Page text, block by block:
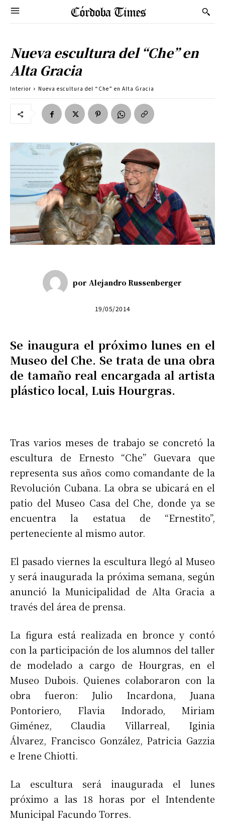
Nueva escultura del “Che” en
Alta Gracia
Interior Nueva escultura del “Che” en Alta Gracia
por Alejandro Russenberger
19/05/2014
Se inaugura el próximo lunes en el
Museo del Che. Se trata de una obra
de tamaño real encargada al artista
plástico local, Luis Hourgras.
Tras varios meses de trabajo se concretó la
escultura de Ernesto “Che” Guevara que
representa sus años como comandante de la
Revolución Cubana. La obra se ubicará en el
patio del Museo Casa del Che, donde ya se
encuentra la estatua de “Ernestito”,
perteneciente al mismo autor.
El pasado viernes la escultura llegó al Museo
y será inaugurada la próxima semana, según
anunció la Municipalidad de Alta Gracia a
través del área de prensa.
La figura está realizada en bronce y contó
con la participación de los alumnos del taller
de modelado a cargo de Hourgras, en el
Museo Dubois. Quienes colaboraron con la
obra fueron: Julio Incardona, Juana
Pontoriero, Flavia Indorado, Miriam
Giménez, Claudia Villarreal, Iginia
Álvarez, Francisco González, Patricia Gazzia
e Irene Chiotti.
La escultura será inaugurada el lunes
próximo a las 18 horas por el Intendente
Municipal Facundo Torres.